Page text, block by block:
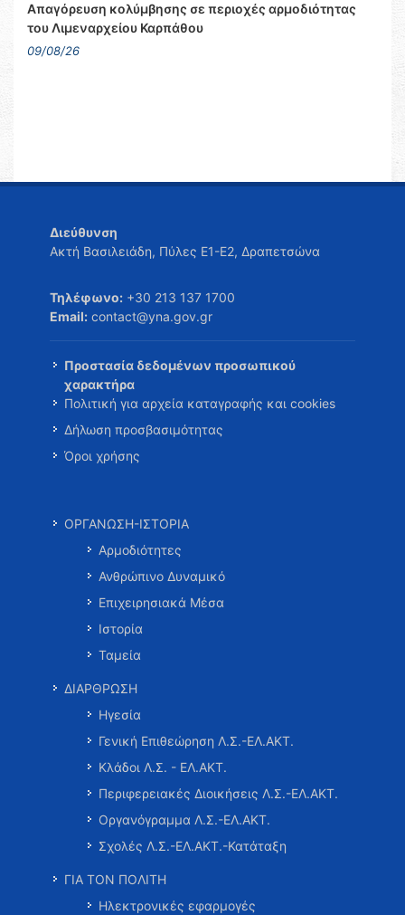
Απαγόρευση κολύμβησης σε περιοχές αρμοδιότητας
του Λιμεναρχείου Καρπάθου
09/08/26
Διεύθυνση
Ακτή Βασιλειάδη, Πύλες Ε1-Ε2, Δραπετσώνα
Τηλέφωνο: +30 213 137 1700
Email: contact@yna.gov.gr
Προστασία δεδομένων προσωπικού
χαρακτήρα
Πολιτική για αρχεία καταγραφής και cookies
Δήλωση προσβασιμότητας
Όροι χρήσης
ΟΡΓΑΝΩΣΗ-ΙΣΤΟΡΙΑ
Αρμοδιότητες
Ανθρώπινο Δυναμικό
Επιχειρησιακά Μέσα
Ιστορία
Ταμεία
ΔΙΑΡΘΡΩΣΗ
Ηγεσία
Γενική Επιθεώρηση Λ.Σ.-ΕΛ.ΑΚΤ.
Κλάδοι Λ.Σ. - ΕΛ.ΑΚΤ.
Περιφερειακές Διοικήσεις Λ.Σ.-ΕΛ.ΑΚΤ.
Οργανόγραμμα Λ.Σ.-ΕΛ.ΑΚΤ.
Σχολές Λ.Σ.-ΕΛ.ΑΚΤ.-Κατάταξη
ΓΙΑ ΤΟΝ ΠΟΛΙΤΗ
Ηλεκτρονικές εφαρμογές